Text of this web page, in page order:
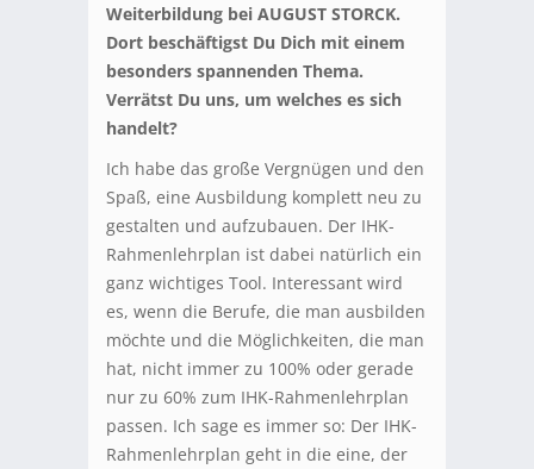
Weiterbildung bei AUGUST STORCK.
Dort beschäftigst Du Dich mit einem
besonders spannenden Thema.
Verrätst Du uns, um welches es sich
handelt?
Ich habe das große Vergnügen und den
Spaß, eine Ausbildung komplett neu zu
gestalten und aufzubauen. Der IHK-
Rahmenlehrplan ist dabei natürlich ein
ganz wichtiges Tool. Interessant wird
es, wenn die Berufe, die man ausbilden
möchte und die Möglichkeiten, die man
hat, nicht immer zu 100% oder gerade
nur zu 60% zum IHK-Rahmenlehrplan
passen. Ich sage es immer so: Der IHK-
Rahmenlehrplan geht in die eine, der